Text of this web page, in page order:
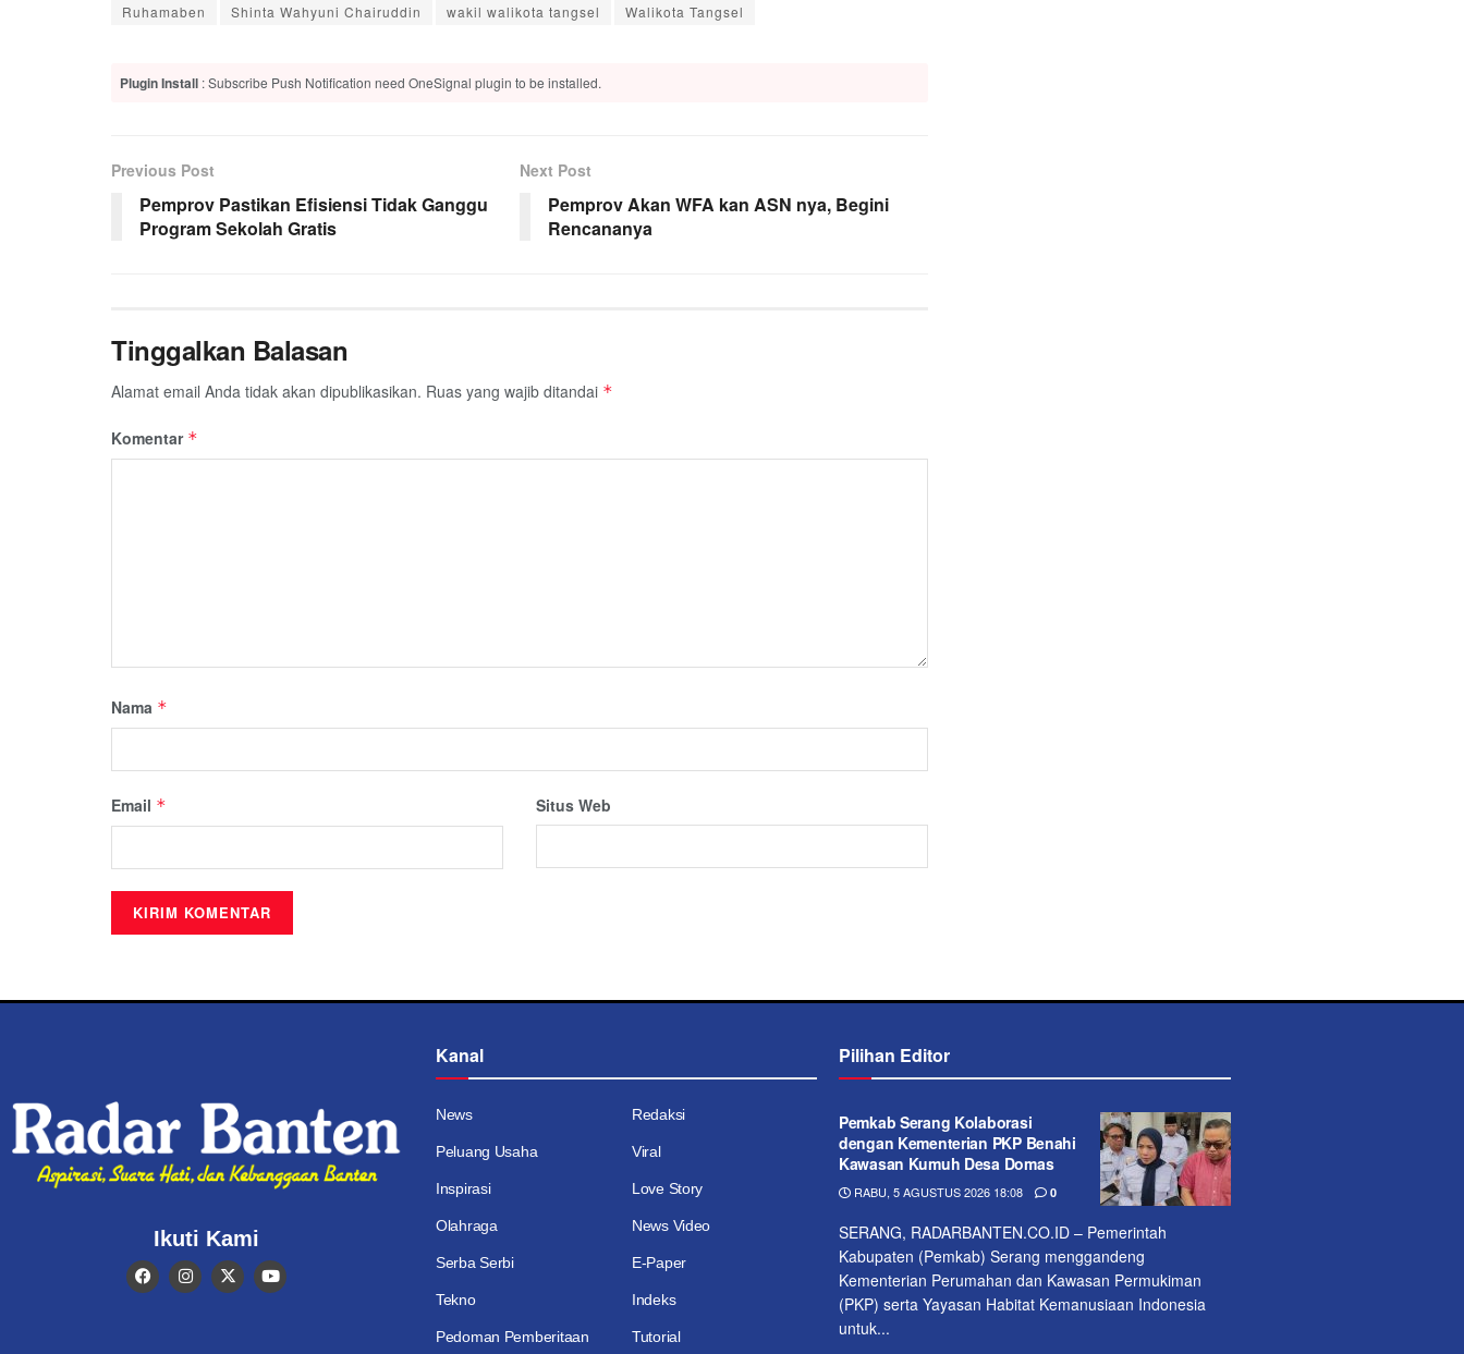
Ruhamaben
Shinta Wahyuni Chairuddin wakil walikota tangsel Walikota Tangsel
Plugin Install : Subscribe Push Notification need OneSignal plugin to be installed.
Previous Post
Pemprov Pastikan Efisiensi Tidak Ganggu
Program Sekolah Gratis
Next Post
Pemprov Akan WFA kan ASN nya, Begini
Rencananya
Tinggalkan Balasan
Alamat email Anda tidak akan dipublikasikan. Ruas yang wajib ditandai *
Komentar *
Nama *
Email * Situs Web
Ikuti Kami
Kanal
News Redaksi
Peluang Usaha Viral
Inspirasi Love Story
Olahraga News Video
Serba Serbi E-Paper
Tekno
Pedoman Pemberitaan
Indeks
Tutorial
Pilihan Editor
Pemkab Serang Kolaborasi
dengan Kementerian PKP Benahi
Kawasan Kumuh Desa Domas
RABU, 5 AGUSTUS 2026 18:08 0
SERANG, RADARBANTEN.CO.ID – Pemerintah
Kabupaten (Pemkab) Serang menggandeng
Kementerian Perumahan dan Kawasan Permukiman
(PKP) serta Yayasan Habitat Kemanusiaan Indonesia
untuk...